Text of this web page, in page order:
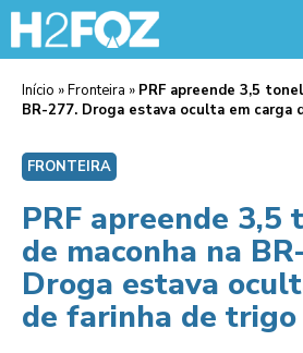
Início »Fronteira » PRF apreende 3,5
BR-277. Droga estava oculta em carga
FRONTEIRA
PRF apreende 3,5
de maconha na
Droga estava
de farinha de trigo